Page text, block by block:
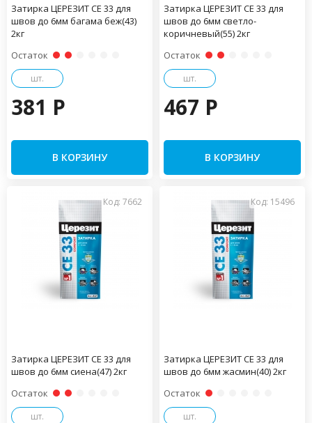
Затирка ЦЕРЕЗИТ CE 33 для
швов до 6мм багама беж(43)
2кг
Остаток
шт.
381 P
В КОРЗИНУ
Затирка ЦЕРЕЗИТ CE 33 для
швов до 6мм светло-
коричневый(55) 2кг
Остаток
шт.
467 P
В КОРЗИНУ
Код: 7662
Затирка ЦЕРЕЗИТ CE 33 для
швов до 6мм сиена(47) 2кг
Остаток
шт.
Код: 15496
Затирка ЦЕРЕЗИТ CE 33 для
швов до 6мм жасмин(40) 2кг
Остаток
шт.